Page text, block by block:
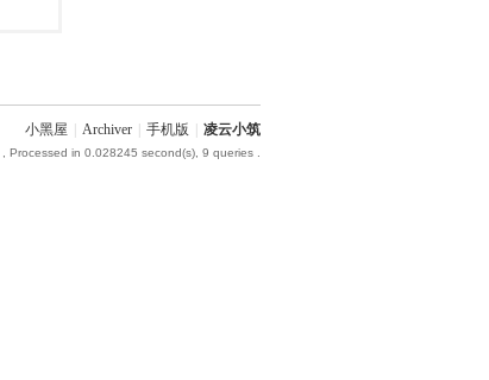
小黑屋 Archiver 手机版 凌云小筑
, Processed in 0.028245 second(s), 9 queries .